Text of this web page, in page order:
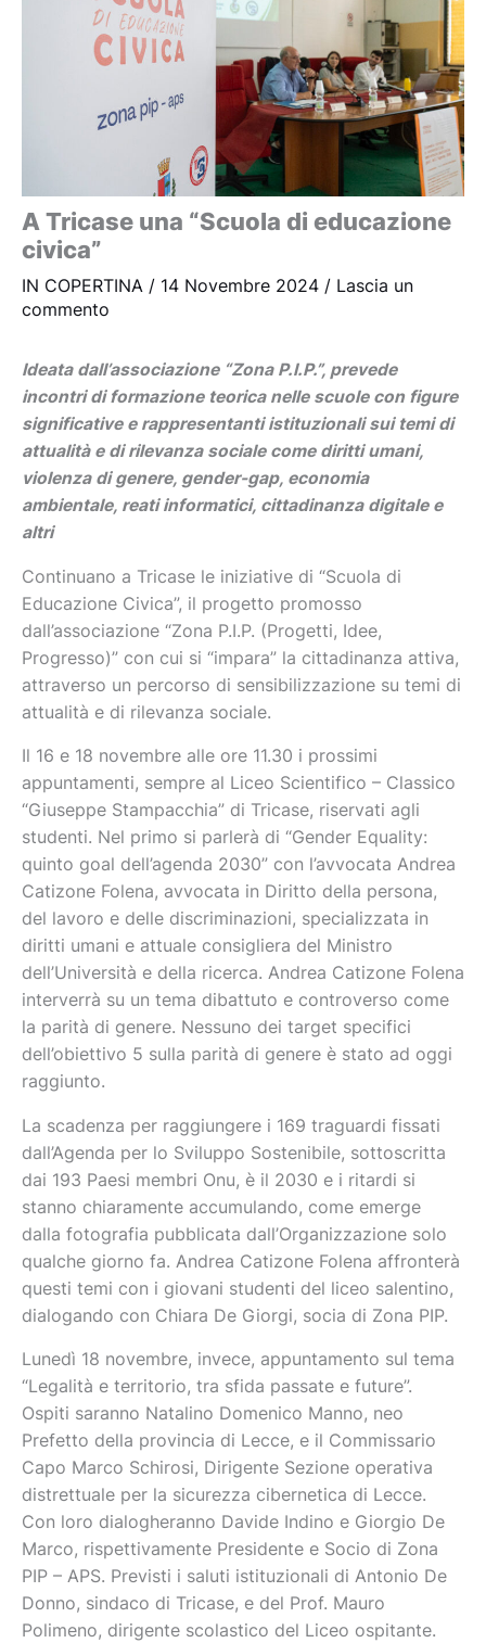
A Tricase una “Scuola di educazione
civica”
IN COPERTINA / 14 Novembre 2024 / Lascia un
commento
Ideata dall’associazione “Zona P.I.P.”, prevede
incontri di formazione teorica nelle scuole con figure
significative e rappresentanti istituzionali sui temi di
attualità e di rilevanza sociale come diritti umani,
violenza di genere, gender-gap, economia
ambientale, reati informatici, cittadinanza digitale e
altri
Continuano a Tricase le iniziative di “Scuola di
Educazione Civica”, il progetto promosso
dall’associazione “Zona P.I.P. (Progetti, Idee,
Progresso)” con cui si “impara” la cittadinanza attiva,
attraverso un percorso di sensibilizzazione su temi di
attualità e di rilevanza sociale.
Il 16 e 18 novembre alle ore 11.30 i prossimi
appuntamenti, sempre al Liceo Scientifico – Classico
“Giuseppe Stampacchia” di Tricase, riservati agli
studenti. Nel primo si parlerà di “Gender Equality:
quinto goal dell’agenda 2030” con l’avvocata Andrea
Catizone Folena, avvocata in Diritto della persona,
del lavoro e delle discriminazioni, specializzata in
diritti umani e attuale consigliera del Ministro
dell’Università e della ricerca. Andrea Catizone Folena
interverrà su un tema dibattuto e controverso come
la parità di genere. Nessuno dei target specifici
dell’obiettivo 5 sulla parità di genere è stato ad oggi
raggiunto.
La scadenza per raggiungere i 169 traguardi fissati
dall’Agenda per lo Sviluppo Sostenibile, sottoscritta
dai 193 Paesi membri Onu, è il 2030 e i ritardi si
stanno chiaramente accumulando, come emerge
dalla fotografia pubblicata dall’Organizzazione solo
qualche giorno fa. Andrea Catizone Folena affronterà
questi temi con i giovani studenti del liceo salentino,
dialogando con Chiara De Giorgi, socia di Zona PIP.
Lunedì 18 novembre, invece, appuntamento sul tema
“Legalità e territorio, tra sfida passate e future”.
Ospiti saranno Natalino Domenico Manno, neo
Prefetto della provincia di Lecce, e il Commissario
Capo Marco Schirosi, Dirigente Sezione operativa
distrettuale per la sicurezza cibernetica di Lecce.
Con loro dialogheranno Davide Indino e Giorgio De
Marco, rispettivamente Presidente e Socio di Zona
PIP – APS. Previsti i saluti istituzionali di Antonio De
Donno, sindaco di Tricase, e del Prof. Mauro
Polimeno, dirigente scolastico del Liceo ospitante.